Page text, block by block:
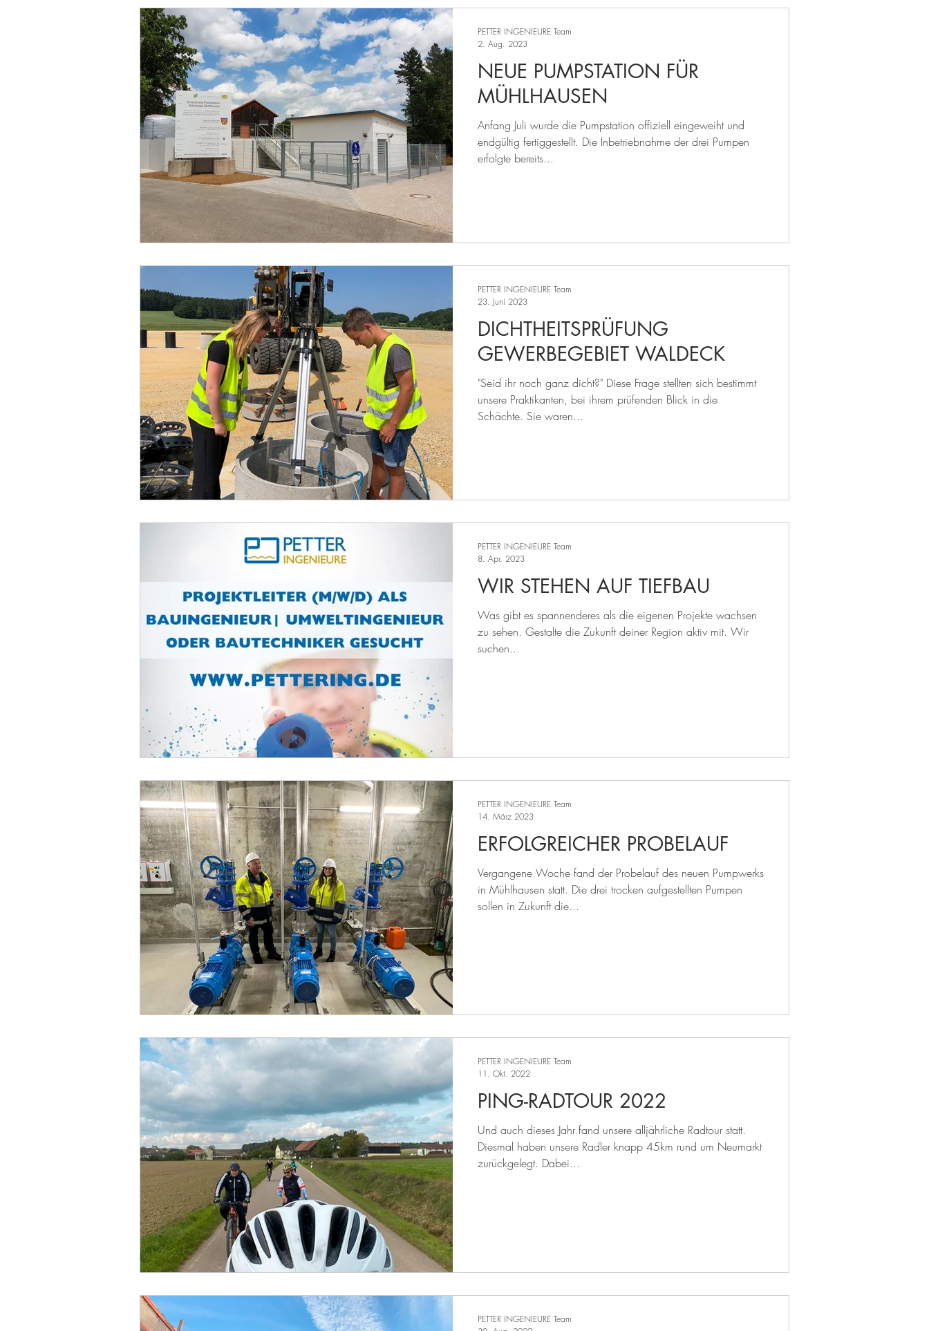
NEUE PUMPSTATION FÜR
MÜHLHAUSEN
Anfang Juli wurde die Pumpstation offiziell eingeweiht und
endgültig fertiggestellt. Die Inbetriebnahme der drei Pumpen
erfolgte bereits...
PETTER INGENIEURE Team
2. Aug. 2023
DICHTHEITSPRÜFUNG
GEWERBEGEBIET WALDECK
"Seid ihr noch ganz dicht?" Diese Frage stellten sich bestimmt
unsere Praktikanten, bei ihrem prüfenden Blick in die
Schächte. Sie waren...
PETTER INGENIEURE Team
23. Juni 2023
WIR STEHEN AUF TIEFBAU
Was gibt es spannenderes als die eigenen Projekte wachsen
zu sehen. Gestalte die Zukunft deiner Region aktiv mit. Wir
suchen...
PETTER INGENIEURE Team
8. Apr. 2023
ERFOLGREICHER PROBELAUF
Vergangene Woche fand der Probelauf des neuen Pumpwerks
in Mühlhausen statt. Die drei trocken aufgestellten Pumpen
sollen in Zukunft die...
PETTER INGENIEURE Team
14. März 2023
PING-RADTOUR 2022
Und auch dieses Jahr fand unsere alljährliche Radtour statt.
Diesmal haben unsere Radler knapp 45km rund um Neumarkt
zurückgelegt. Dabei...
PETTER INGENIEURE Team
11. Okt. 2022
PETTER INGENIEURE Team